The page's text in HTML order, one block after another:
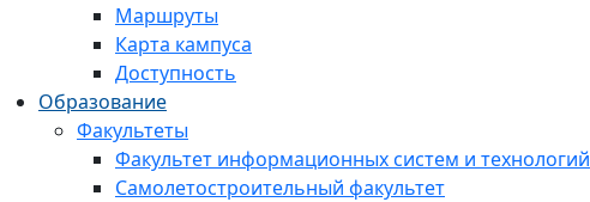
Маршруты
Карта кампуса
Доступность
Образование
Факультеты
Факультет информационных систем и технологий
Самолетостроительный факультет